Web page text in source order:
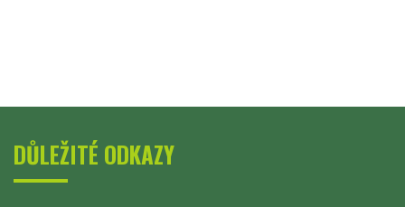
DŮLEŽITÉ ODKAZY